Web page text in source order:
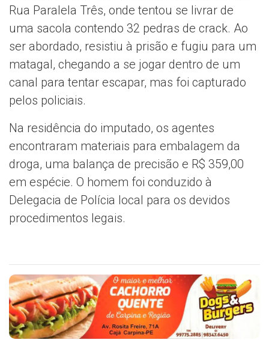
Rua Paralela Três, onde tentou se livrar de
uma sacola contendo 32 pedras de crack. Ao
ser abordado, resistiu à prisão e fugiu para um
matagal, chegando a se jogar dentro de um
canal para tentar escapar, mas foi capturado
pelos policiais.
Na residência do imputado, os agentes
encontraram materiais para embalagem da
droga, uma balança de precisão e R$ 359,00
em espécie. O homem foi conduzido à
Delegacia de Polícia local para os devidos
procedimentos legais.